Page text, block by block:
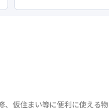
仮住まい等に便利に使える